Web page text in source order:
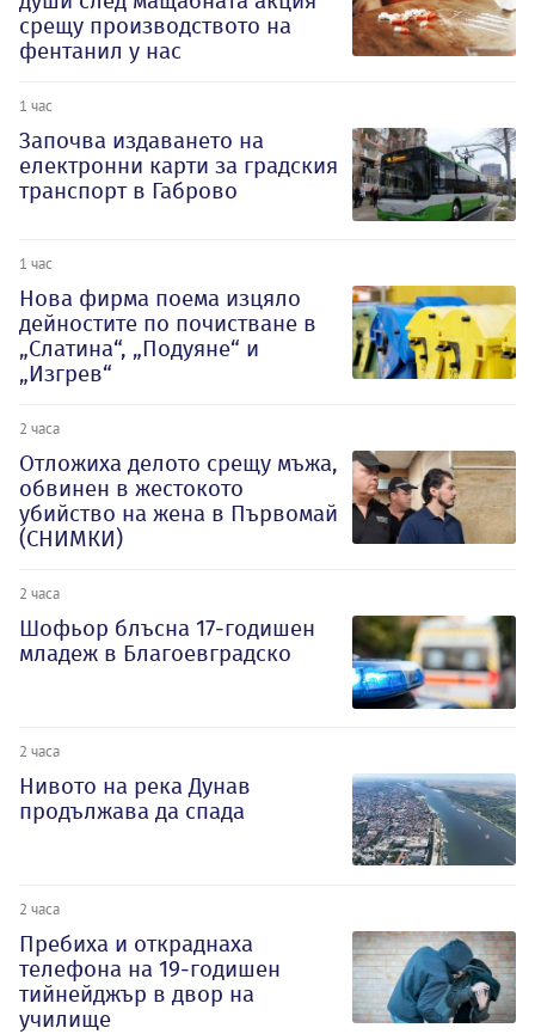
срещу производството на
фентанил у нас
1 час
Започва издаването на
електронни карти за градския
транспорт в Габрово
1 час
Нова фирма поема изцяло
дейностите по почистване в
„Слатина“, „Подуяне“ и
„Изгрев“
2 часа
Отложиха делото срещу мъжа,
обвинен в жестокото
убийство на жена в Първомай
(СНИМКИ)
2 часа
Шофьор блъсна 17-годишен
младеж в Благоевградско
2 часа
Нивото на река Дунав
продължава да спада
2 часа
Пребиха и откраднаха
телефона на 19-годишен
тийнейджър в двор на
училище